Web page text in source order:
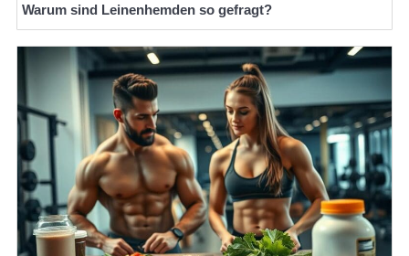
Warum sind Leinenhemden so gefragt?